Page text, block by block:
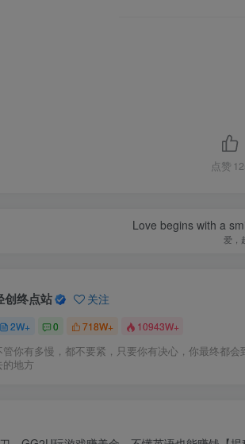
点赞
Love begins with a
爱，
创终点站 关注
2W+ 0 718W+ 10943W+
管你有多慢，都不要紧，只要你有决心，你最终都会
的地方